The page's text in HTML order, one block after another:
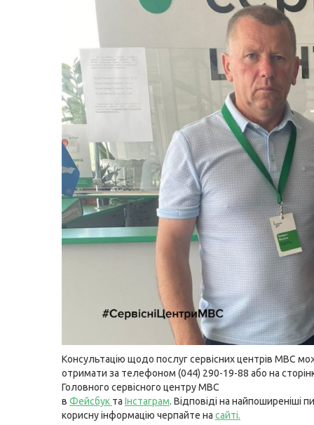
Консультацію щодо послуг сервісних центрів МВС
отримати за телефоном (044) 290-19-88 або на
Головного сервісного центру МВС
в Фейсбук та Інстаграм. Відповіді на найпоширеніші
корисну інформацію черпайте на сайті.